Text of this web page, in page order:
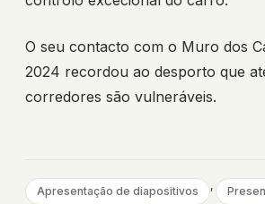
O seu contacto com o Muro dos
2024 recordou ao desporto que
corredores são vulneráveis.
Apresentação de diapositivos ,